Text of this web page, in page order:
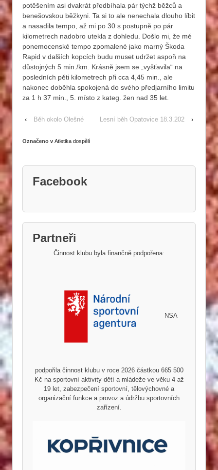
potěšením asi dvakrát předbíhala pár týchž běžců a
benešovskou běžkyni. Ta si to ale nenechala dlouho líbit
a nasadila tempo, až mi po 30 s postupně po pár
kilometrech nadobro utekla z dohledu. Došlo mi, že mé
ponemocenské tempo zpomalené jako marný Škoda
Rapid v dalších kopcích budu muset udržet aspoň na
důstojných 5 min./km. Krásně jsem se „vyšťavila“ na
posledních pěti kilometrech při cca 4,45 min., ale
nakonec doběhla spokojená do svého předjarního limitu
za 1 h 37 min., 5. místo z kateg. žen nad 35 let.
‹ Běh okolo Olešné Lesní běh Opatovice 18.3.202 ›
Označeno v Atletika dospělí
Facebook
Partneři
Činnost klubu byla finančně podpořena:
NSA
podpořila činnost klubu v roce 2026 částkou 665 500
Kč na sportovní aktivity dětí a mládeže ve věku 4 až
19 let, zabezpečení sportovní, tělovýchovné a
organizační funkce a provoz a údržbu sportovních
zařízení.